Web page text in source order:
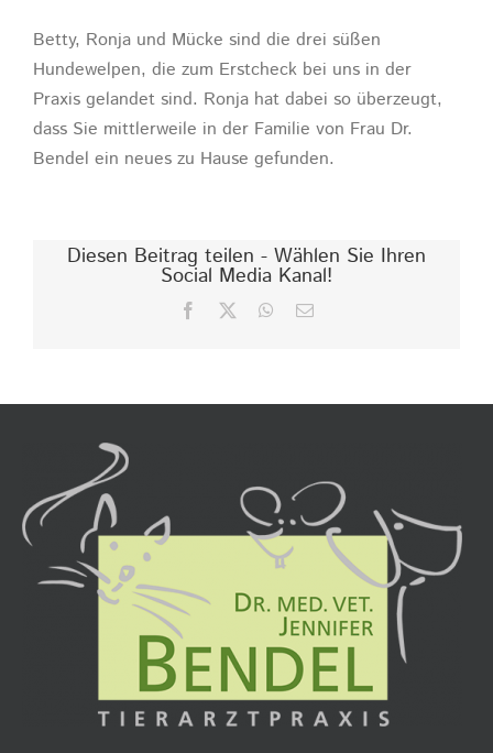
Betty, Ronja und Mücke sind die drei süßen
Hundewelpen, die zum Erstcheck bei uns in der
Praxis gelandet sind. Ronja hat dabei so überzeugt,
dass Sie mittlerweile in der Familie von Frau Dr.
Bendel ein neues zu Hause gefunden.
Diesen Beitrag teilen - Wählen Sie Ihren
Social Media Kanal!
Facebook WhatsApp
E-